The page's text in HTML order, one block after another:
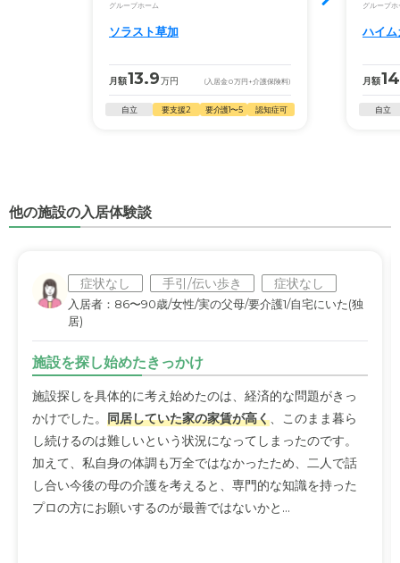
グループホーム
ソラスト草加
月額13.9万円 (入居金0万円 +介護保険料)
自立 要支援2 要介護1〜5 認知症可
グループホ
ハイ
月額
自立
他の施設の入居体験談
症状なし 手引/伝い歩き 症状なし
入居者：86〜90歳/女性/実の父母/要介護1/自宅にいた(独
居)
施設を探し始めたきっかけ
施設探しを具体的に考え始めたのは、経済的な問題がきっ
かけでした。 同居していた家の家賃が高く、このまま暮ら
し続けるのは難しいという状況になってしまったのです。
加えて、私自身の体調も万全ではなかったため、二人で話
し合い今後の母の介護を考えると、専門的な知識を持った
プロの方にお願いするのが最善ではないかと...